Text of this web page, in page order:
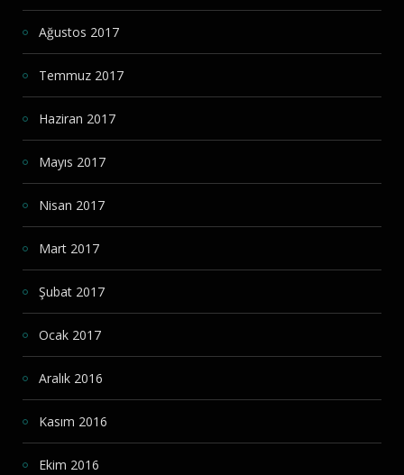
Ağustos 2017
Temmuz 2017
Haziran 2017
Mayıs 2017
Nisan 2017
Mart 2017
Şubat 2017
Ocak 2017
Aralık 2016
Kasım 2016
Ekim 2016